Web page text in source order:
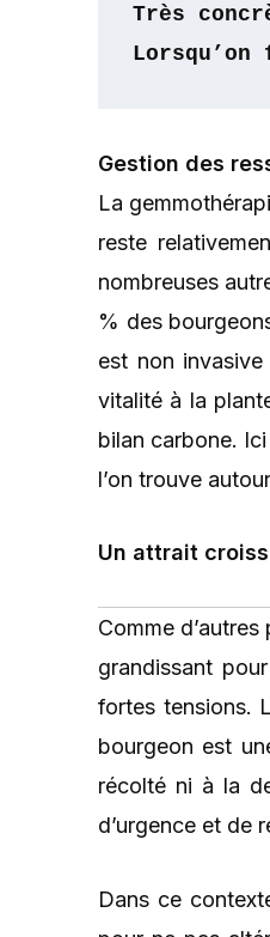
Très
Gestion des
La
reste
nombreuses
% des
est non
vitalité à la
bilan carbone.
l’on trouve
Un attrait
Comme
grandissant
fortes tensions.
bourgeon est
récolté ni à la
d’urgence et de
Dans ce